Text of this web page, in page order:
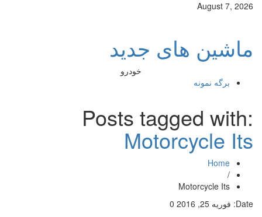
August 7, 2026
ماشین های جدید
خودرو
برگه نمونه
Posts tagged with:
Motorcycle Its
Home
/
Motorcycle Its
Date: فوریه 25, 2016 0